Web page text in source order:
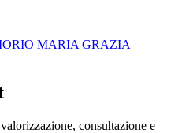
MARIA GRAZIA
consultazione e